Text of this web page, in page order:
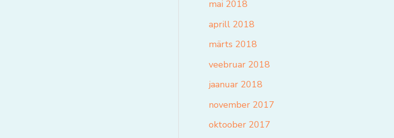
mai 2018
aprill 2018
märts 2018
veebruar 2018
jaanuar 2018
november 2017
oktoober 2017